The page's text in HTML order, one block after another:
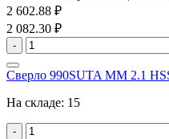
2 602.88 ₽
2 082.30 ₽
-
Сверло 990SUTA MM 2.1
На складе: 15
-